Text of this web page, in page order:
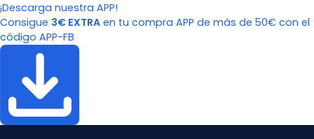
¡Descarga nuestra APP!
Consigue 3€ EXTRA en tu compra APP de más de 50€ con el
código APP-FB